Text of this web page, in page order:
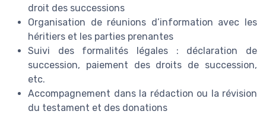
droit des successions
Organisation de réunions d’information avec les
héritiers et les parties prenantes
Suivi des formalités légales : déclaration de
succession, paiement des droits de succession,
etc.
Accompagnement dans la rédaction ou la révision
du testament et des donations